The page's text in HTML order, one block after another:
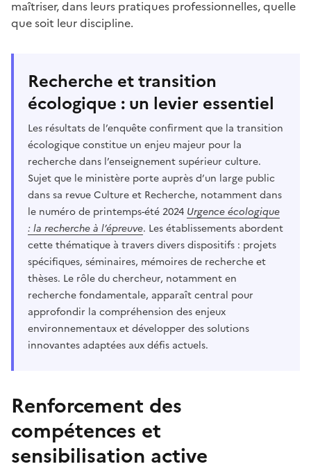
maîtriser, dans leurs pratiques professionnelles, quelle
que soit leur discipline.
Recherche et transition
écologique : un levier essentiel
Les résultats de l’enquête confirment que la transition
écologique constitue un enjeu majeur pour la
recherche dans l’enseignement supérieur culture.
Sujet que le ministère porte auprès d’un large public
dans sa revue Culture et Recherche, notamment dans
le numéro de printemps-été 2024 Urgence écologique
: la recherche à l’épreuve. Les établissements abordent
cette thématique à travers divers dispositifs : projets
spécifiques, séminaires, mémoires de recherche et
thèses. Le rôle du chercheur, notamment en
recherche fondamentale, apparaît central pour
approfondir la compréhension des enjeux
environnementaux et développer des solutions
innovantes adaptées aux défis actuels.
Renforcement des
compétences et
sensibilisation active